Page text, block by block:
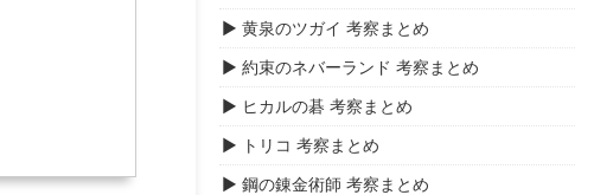
▶ 黄泉のツガイ 考察まとめ
▶ 約束のネバーランド 考察まとめ
▶ ヒカルの碁 考察まとめ
▶ トリコ 考察まとめ
▶ 鋼の錬金術師 考察まとめ